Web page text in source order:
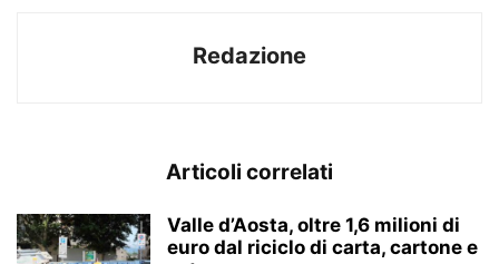
Redazione
Articoli correlati
Valle d’Aosta, oltre 1,6 milioni di
euro dal riciclo di carta, cartone e